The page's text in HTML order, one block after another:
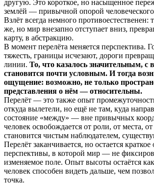
другую. Это короткое, но насыщенное
землёй — привычной опорой
Взлёт всегда немного противоестественен:
же, но мир внезапно отступает вниз,
карту, в абстракцию.
В момент перелёта меняется перспектива.
тяжесть, границы исчезают, дороги
линии. То, что казалось значительным, с
становится почти условным. И тогда
ощущение: возможно, не только
представления о нём — относительны.
Перелёт — это также опыт
откуда вылетели, но ещё не там, куда
состояние «между» — вне привычных
человек освобождается от роли, от места,
становится чистым наблюдателем,
Перелёт заканчивается, но остается
перспективы, в которой мир — не
изменяемое поле. Опыт высоты остаётся
человек способен видеть дальше, чем
точка.